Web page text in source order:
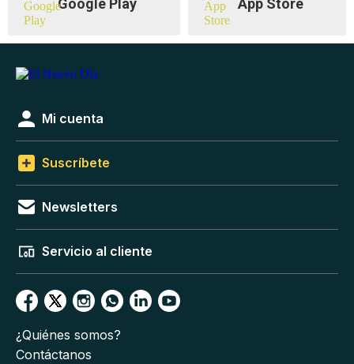
Google Play App Store
Mi cuenta
Suscríbete
Newsletters
Servicio al cliente
¿Quiénes somos?
Contáctanos